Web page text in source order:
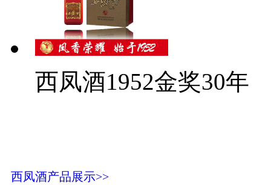
西凤酒1952金奖30年
西凤酒产品展示>>